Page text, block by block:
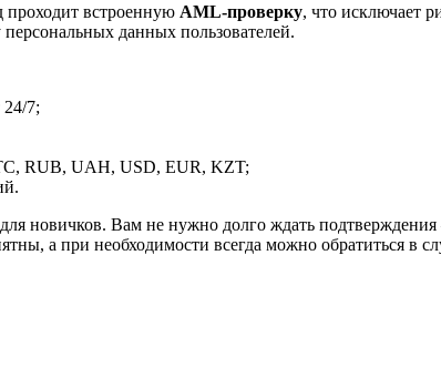
проходит встроенную AML-проверку, что исключает
данных пользователей.
7;
RUB, UAH, USD, EUR, KZT;
новичков. Вам не нужно долго ждать
а при необходимости всегда можно обратиться в